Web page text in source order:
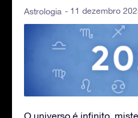
Astrologia - 11 dezembro
O universo é infinito,